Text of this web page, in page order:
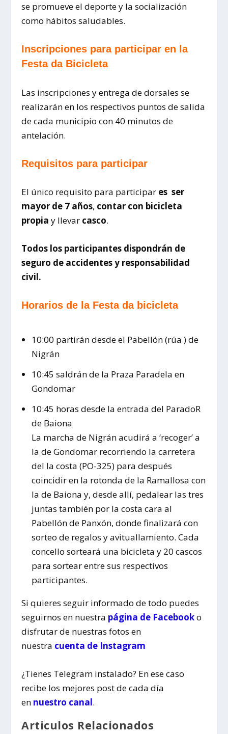
se promueve el deporte y la socialización
como hábitos saludables.
Inscripciones para participar en la
Festa da Bicicleta
Las inscripciones y entrega de dorsales se
realizarán en los respectivos puntos de salida
de cada municipio con 40 minutos de
antelación.
Requisitos para participar
El único requisito para participar es ser
mayor de 7 años, contar con bicicleta
propia y llevar casco.
Todos los participantes dispondrán de
seguro de accidentes y responsabilidad
civil.
Horarios de la Festa da bicicleta
10:00 partirán desde el Pabellón (rúa ) de
Nigrán
10:45 saldrán de la Praza Paradela en
Gondomar
10:45 horas desde la entrada del ParadoR
de Baiona
La marcha de Nigrán acudirá a ‘recoger’ a
la de Gondomar recorriendo la carretera
del la costa (PO-325) para después
coincidir en la rotonda de la Ramallosa con
la de Baiona y, desde allí, pedalear las tres
juntas también por la costa cara al
Pabellón de Panxón, donde finalizará con
sorteo de regalos y avituallamiento. Cada
concello sorteará una bicicleta y 20 cascos
para sortear entre sus respectivos
participantes.
Si quieres seguir informado de todo puedes
seguirnos en nuestra página de Facebooko
disfrutar de nuestras fotos en
nuestra cuenta de Instagram
¿Tienes Telegram instalado? En ese caso
recibe los mejores post de cada día
en nuestro canal.
Articulos Relacionados